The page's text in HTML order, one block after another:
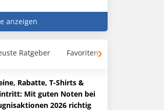
anzeigen
Ratgeber Favoriten
Rabatte, T-Shirts &
Mit guten Noten bei
2026 richtig